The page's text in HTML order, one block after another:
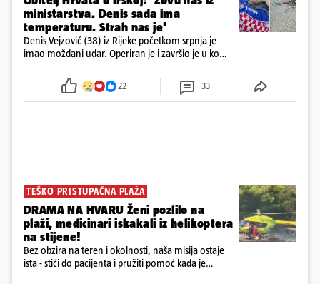
ministarstva. Denis sada ima
temperaturu. Strah nas je'
Denis Vejzović (38) iz Rijeke početkom srpnja je
imao moždani udar. Operiran je i završio je u komi.
tamošnji liječnici ne vjeruju u oporavak: 'Imamo
22 33
TEŠKO PRISTUPAČNA PLAŽA
DRAMA NA HVARU Ženi pozlilo na
plaži, medicinari iskakali iz helikoptera
na stijene!
Bez obzira na teren i okolnosti, naša misija ostaje
ista - stići do pacijenta i pružiti pomoć kada je